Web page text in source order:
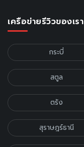
เครือข่ายรีวิวของเรา
กระบี่
สตูล
ตรัง
สุราษฎร์ธานี